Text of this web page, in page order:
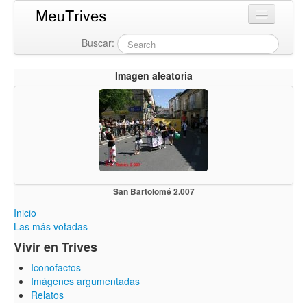
Buscar:
Imagen aleatoria
San Bartolomé 2.007
Inicio
Las más votadas
Vivir en Trives
Iconofactos
Imágenes argumentadas
Relatos